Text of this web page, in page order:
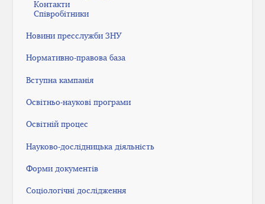
Контакти
Співробітники
Новини пресслужби ЗНУ
Нормативно-правова база
Вступна кампанія
Освітньо-наукові програми
Освітній процес
Науково-дослідницька діяльність
Форми документів
Соціологічні дослідження